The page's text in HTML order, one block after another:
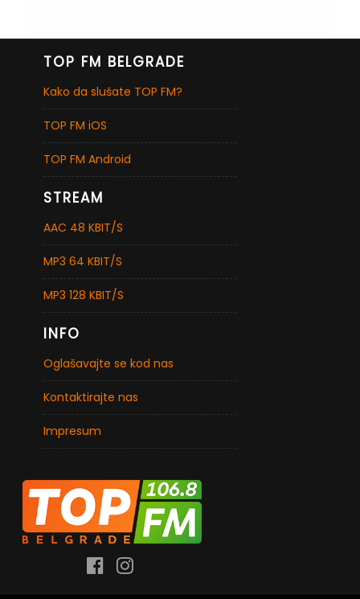
TOP FM BELGRADE
Kako da slušate TOP FM?
TOP FM iOS
TOP FM Android
STREAM
AAC 48 KBIT/S
MP3 64 KBIT/S
MP3 128 KBIT/S
INFO
Oglašavajte se kod nas
Kontaktirajte nas
Impresum